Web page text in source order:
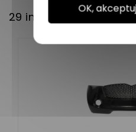
29 innych produktów
OK,